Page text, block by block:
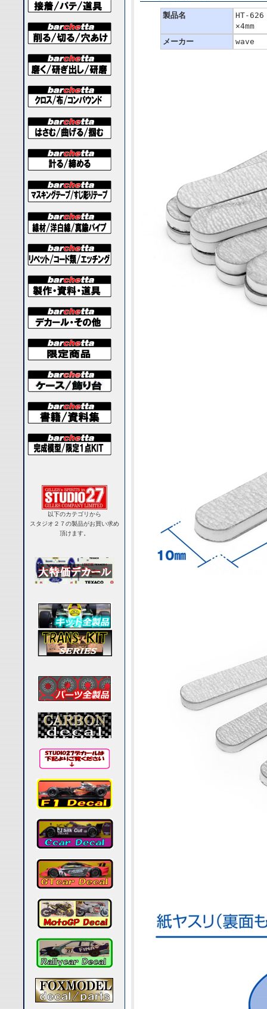
以下のカテゴリから
スタジオ２７の製品がお買い求め
頂けます。
製品名
HT-626
×4mm
メーカー
wave